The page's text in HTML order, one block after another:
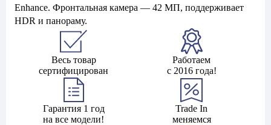
Enhance. Фронтальная камера — 42 МП, поддерживает
HDR и панораму.
Весь товар
сертифицирован
Работаем
с 2016 года!
Гарантия 1 год
на все модели!
Trade In
меняемся